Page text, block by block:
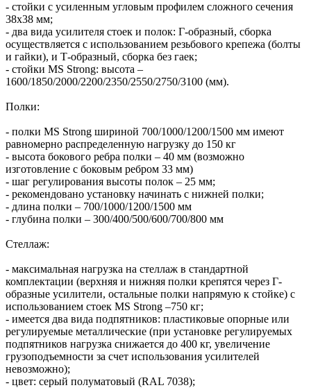
- стойки с усиленным угловым профилем сложного сечения
38х38 мм;
- два вида усилителя стоек и полок: Г-образный, сборка
осуществляется с использованием резьбового крепежа (болты
и гайки), и Т-образный, сборка без гаек;
- стойки MS Strong: высота –
1600/1850/2000/2200/2350/2550/2750/3100 (мм).
Полки:
- полки MS Strong шириной 700/1000/1200/1500 мм имеют
равномерно распределенную нагрузку до 150 кг
- высота бокового ребра полки – 40 мм (возможно
изготовление с боковым ребром 33 мм)
- шаг регулирования высоты полок – 25 мм;
- рекомендовано установку начинать с нижней полки;
- длина полки – 700/1000/1200/1500 мм
- глубина полки – 300/400/500/600/700/800 мм
Стеллаж:
- максимальная нагрузка на стеллаж в стандартной
комплектации (верхняя и нижняя полки крепятся через Г-
образные усилители, остальные полки напрямую к стойке) с
использованием стоек MS Strong –750 кг;
- имеется два вида подпятников: пластиковые опорные или
регулируемые металлические (при установке регулируемых
подпятников нагрузка снижается до 400 кг, увеличение
грузоподъемности за счет использования усилителей
невозможно);
- цвет: серый полуматовый (RAL 7038);